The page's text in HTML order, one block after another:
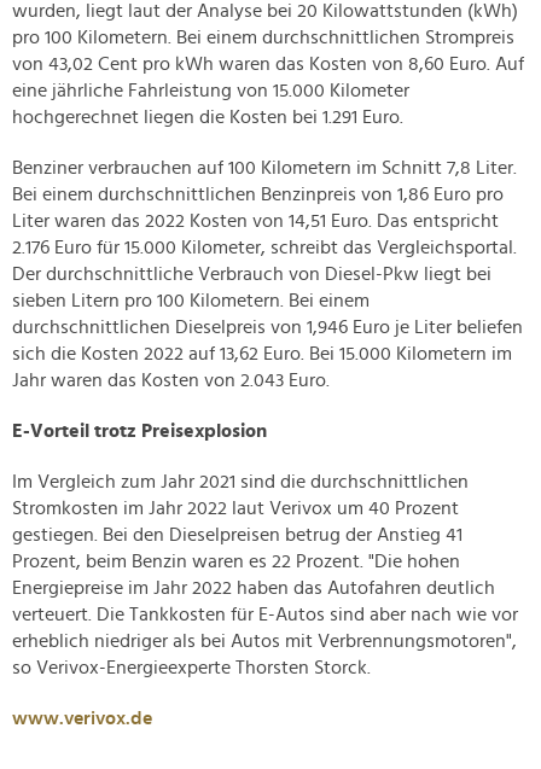
wurden, liegt laut der Analyse bei 20 Kilowattstunden (kWh)
pro 100 Kilometern. Bei einem durchschnittlichen Strompreis
von 43,02 Cent pro kWh waren das Kosten von 8,60 Euro. Auf
eine jährliche Fahrleistung von 15.000 Kilometer
hochgerechnet liegen die Kosten bei 1.291 Euro.
Benziner verbrauchen auf 100 Kilometern im Schnitt 7,8 Liter.
Bei einem durchschnittlichen Benzinpreis von 1,86 Euro pro
Liter waren das 2022 Kosten von 14,51 Euro. Das entspricht
2.176 Euro für 15.000 Kilometer, schreibt das Vergleichsportal.
Der durchschnittliche Verbrauch von Diesel-Pkw liegt bei
sieben Litern pro 100 Kilometern. Bei einem
durchschnittlichen Dieselpreis von 1,946 Euro je Liter beliefen
sich die Kosten 2022 auf 13,62 Euro. Bei 15.000 Kilometern im
Jahr waren das Kosten von 2.043 Euro.
E-Vorteil trotz Preisexplosion
Im Vergleich zum Jahr 2021 sind die durchschnittlichen
Stromkosten im Jahr 2022 laut Verivox um 40 Prozent
gestiegen. Bei den Dieselpreisen betrug der Anstieg 41
Prozent, beim Benzin waren es 22 Prozent. "Die hohen
Energiepreise im Jahr 2022 haben das Autofahren deutlich
verteuert. Die Tankkosten für E-Autos sind aber nach wie vor
erheblich niedriger als bei Autos mit Verbrennungsmotoren",
so Verivox-Energieexperte Thorsten Storck.
www.verivox.de